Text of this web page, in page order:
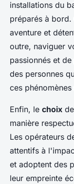
installations du
préparés à
aventure et
outre, naviguer
passionnés et
des personnes
ces phénomènes
Enfin, le choix
manière
Les opérateurs
attentifs à
et adoptent des
leur empreinte